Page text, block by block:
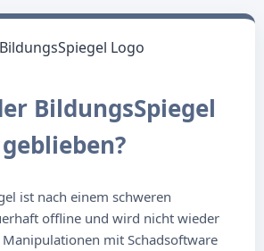
BildungsSpiegel
geblieben?
ist nach einem schweren
offline und wird nicht wieder
mit Schadsoftware